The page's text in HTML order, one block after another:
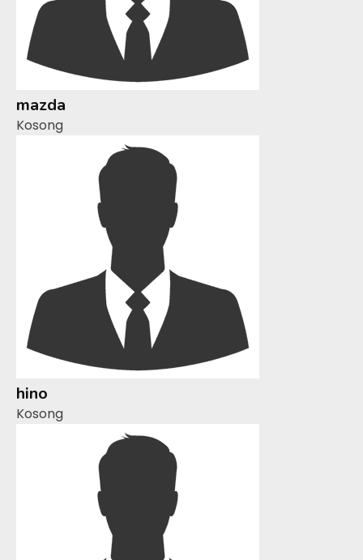
mazda
Kosong
hino
Kosong